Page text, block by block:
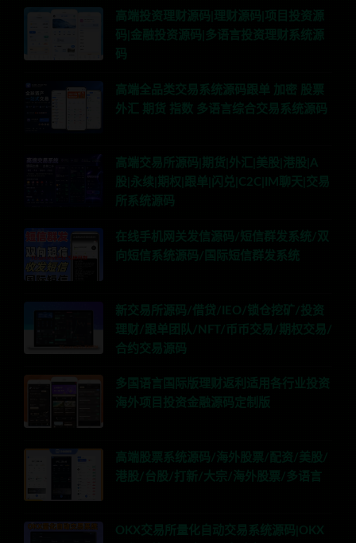
高端投资理财源码|理财源码|项目投资源
码|金融投资源码|多语言投资理财系统源
码
高端全品类交易系统源码跟单 加密 股票
外汇 期货 指数 多语言综合交易系统源码
高端交易所源码|期货|外汇|美股|港股|A
股|永续|期权|跟单|闪兑|C2C|IM聊天|交易
所系统源码
在线手机网关发信源码/短信群发系统/双
向短信系统源码/国际短信群发系统
新交易所源码/借贷/IEO/锁仓挖矿/投资
理财/跟单团队/NFT/币币交易/期权交易/
合约交易源码
多国语言国际版理财返利适用各行业投资
海外项目投资金融源码定制版
高端股票系统源码/海外股票/配资/美股/
港股/台股/打新/大宗/海外股票/多语言
OKX交易所量化自动交易系统源码|OKX